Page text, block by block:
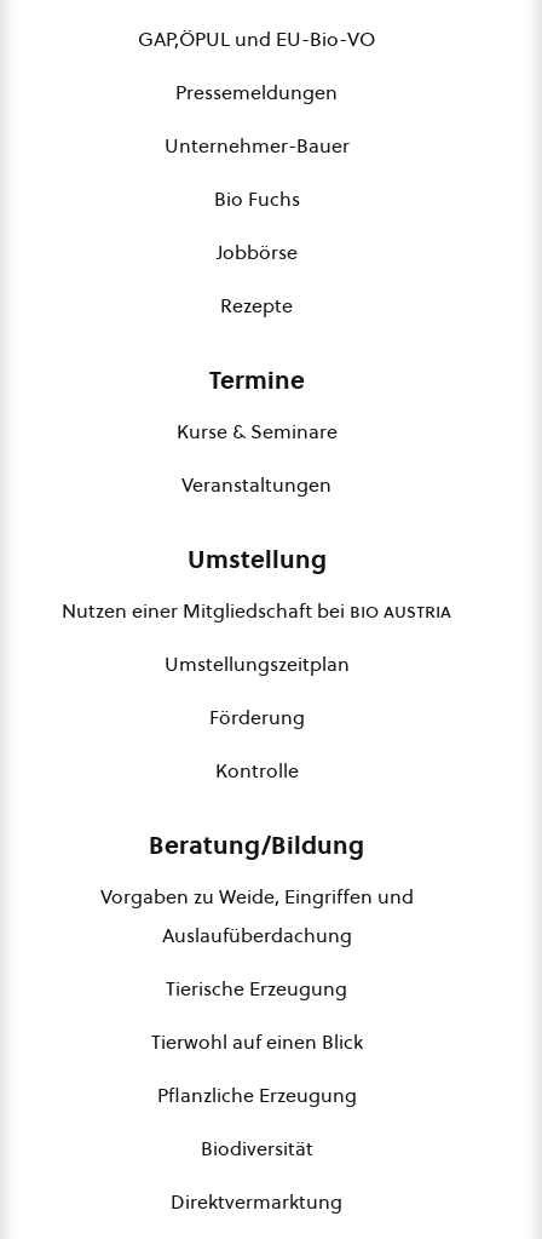
GAP,ÖPUL und EU-Bio-VO
Pressemeldungen
Unternehmer-Bauer
Bio Fuchs
Jobbörse
Rezepte
Termine
Kurse & Seminare
Veranstaltungen
Umstellung
Nutzen einer Mitgliedschaft bei bio austria
Umstellungszeitplan
Förderung
Kontrolle
Beratung/Bildung
Vorgaben zu Weide, Eingriffen und
Auslaufüberdachung
Tierische Erzeugung
Tierwohl auf einen Blick
Pflanzliche Erzeugung
Biodiversität
Direktvermarktung